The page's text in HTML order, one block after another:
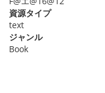
資源タイプ
text
ジャンル
Book